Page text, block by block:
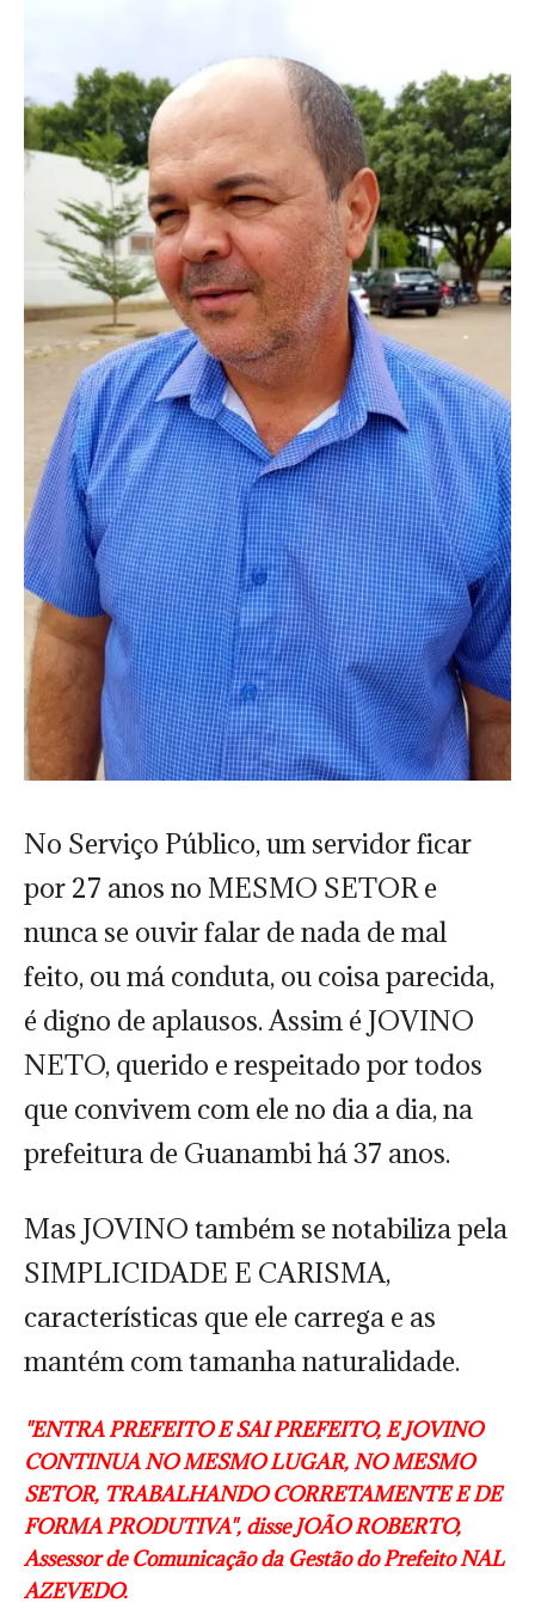
No Serviço Público, um servidor ficar
por 27 anos no MESMO SETOR e
nunca se ouvir falar de nada de mal
feito, ou má conduta, ou coisa parecida,
é digno de aplausos. Assim é JOVINO
NETO, querido e respeitado por todos
que convivem com ele no dia a dia, na
prefeitura de Guanambi há 37 anos.
Mas JOVINO também se notabiliza pela
SIMPLICIDADE E CARISMA,
características que ele carrega e as
mantém com tamanha naturalidade.
"ENTRA PREFEITO E SAI PREFEITO, E JOVINO
CONTINUA NO MESMO LUGAR, NO MESMO
SETOR, TRABALHANDO CORRETAMENTE E DE
FORMA PRODUTIVA", disse JOÃO ROBERTO,
Assessor de Comunicação da Gestão do Prefeito NAL
AZEVEDO.